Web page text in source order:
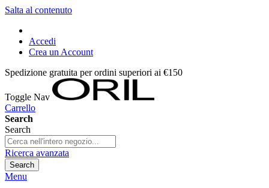
Salta al contenuto
Accedi
Crea un Account
Spedizione gratuita per ordini superiori ai €150
Toggle Nav
Carrello
Search
Search
Ricerca avanzata
Search
Menu